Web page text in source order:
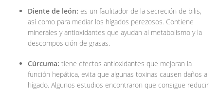
Diente de león: es un facilitador de la secreción de bilis,
así como para mediar los hígados perezosos. Contiene
minerales y antioxidantes que ayudan al metabolismo y la
descomposición de grasas.
Cúrcuma: tiene efectos antioxidantes que mejoran la
función hepática, evita que algunas toxinas causen daños al
hígado. Algunos estudios encontraron que consigue reducir